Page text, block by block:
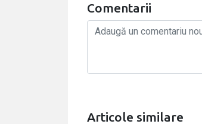
Comentarii
Articole similare